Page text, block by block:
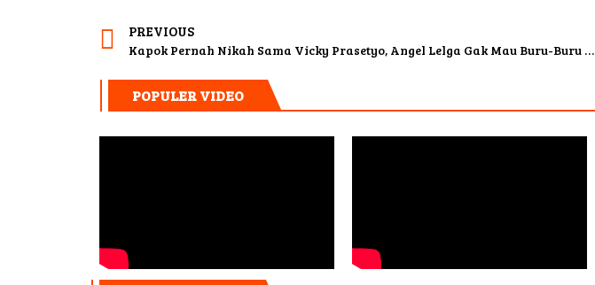
PREVIOUS
Kapok Pernah Nikah Sama Vicky Prasetyo, Angel Lelga Gak Mau Buru-Buru Cari Suami Lagi
POPULER VIDEO